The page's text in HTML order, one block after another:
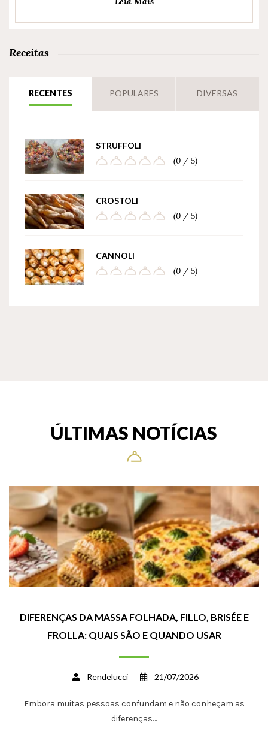
Receitas
RECENTES POPULARES DIVERSAS
STRUFFOLI
(0 / 5)
CROSTOLI
(0 / 5)
CANNOLI
(0 / 5)
ÚLTIMAS NOTÍCIAS
DIFERENÇAS DA MASSA FOLHADA, FILLO, BRISÉE E
FROLLA: QUAIS SÃO E QUANDO USAR
Rendelucci 21/07/2026
Embora muitas pessoas confundam e não conheçam as
diferenças…